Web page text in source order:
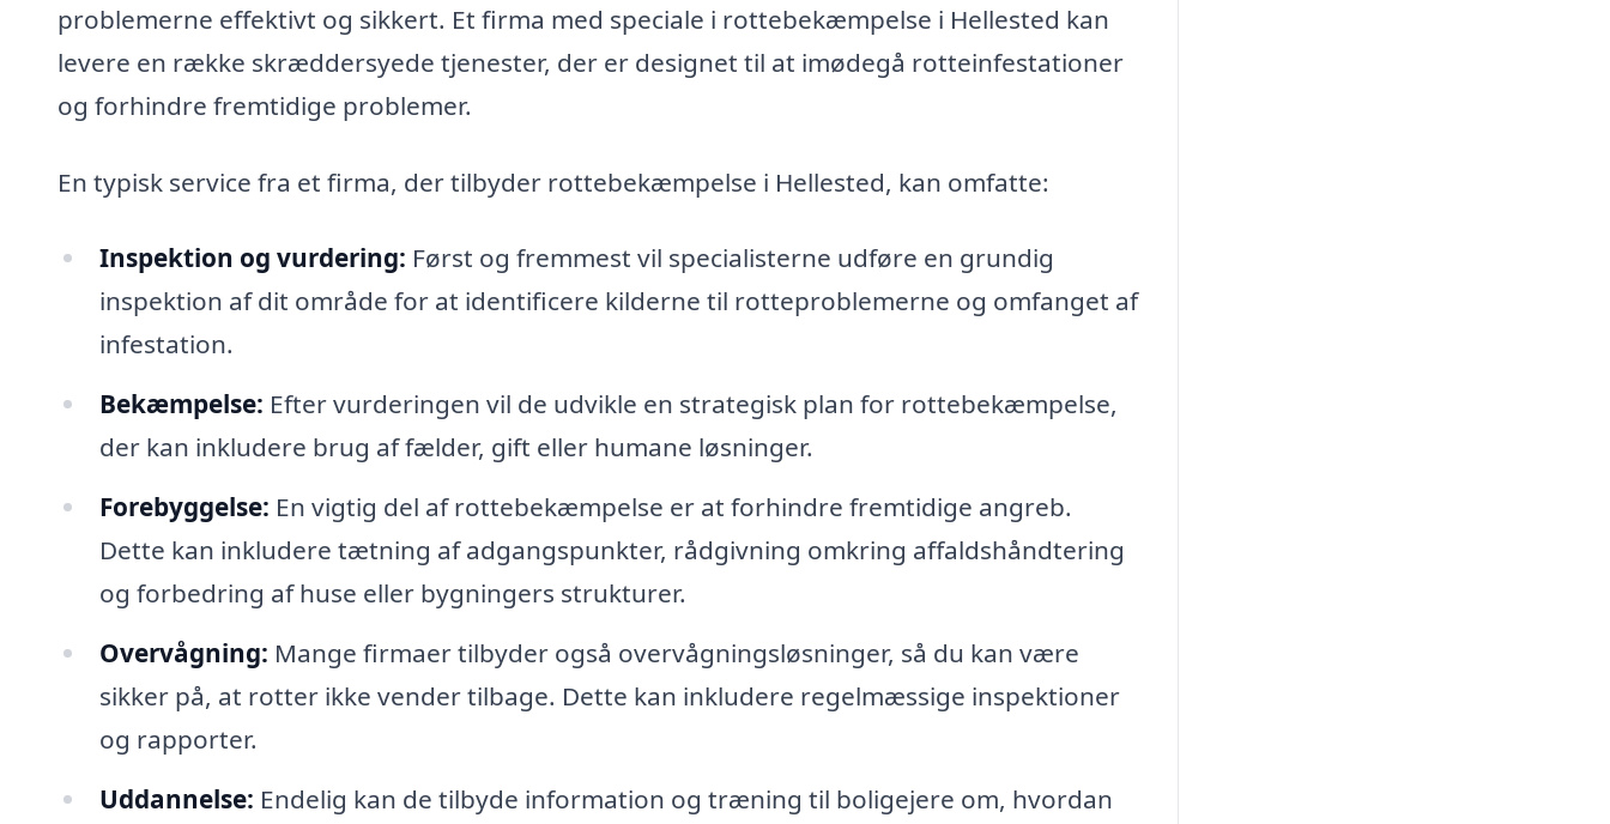
problemerne effektivt og sikkert. Et firma med speciale i rottebekæmpelse i Hellested kan
levere en række skræddersyede tjenester, der er designet til at imødegå rotteinfestationer
og forhindre fremtidige problemer.
En typisk service fra et firma, der tilbyder rottebekæmpelse i Hellested, kan omfatte:
Inspektion og vurdering: Først og fremmest vil specialisterne udføre en grundig
inspektion af dit område for at identificere kilderne til rotteproblemerne og omfanget af
infestation.
Bekæmpelse: Efter vurderingen vil de udvikle en strategisk plan for rottebekæmpelse,
der kan inkludere brug af fælder, gift eller humane løsninger.
Forebyggelse: En vigtig del af rottebekæmpelse er at forhindre fremtidige angreb.
Dette kan inkludere tætning af adgangspunkter, rådgivning omkring affaldshåndtering
og forbedring af huse eller bygningers strukturer.
Overvågning: Mange firmaer tilbyder også overvågningsløsninger, så du kan være
sikker på, at rotter ikke vender tilbage. Dette kan inkludere regelmæssige inspektioner
og rapporter.
Uddannelse: Endelig kan de tilbyde information og træning til boligejere om, hvordan